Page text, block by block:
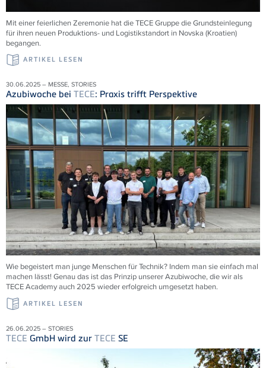
Mit einer feierlichen Zeremonie hat dieTECEGruppe die Grundsteinlegung
für ihren neuen Produktions- und Logistikstandort in Novska (Kroatien)
begangen.
ARTIKEL LESEN
30.06.2025 – MESSE, STORIES
Azubiwoche bei TECE: Praxis trifft Perspektive
Wie begeistert man junge Menschen für Technik? Indem man sie einfach mal
machen lässt! Genau das ist das Prinzip unserer Azubiwoche, die wir als
TECEAcademy auch 2025 wieder erfolgreich umgesetzt haben.
ARTIKEL LESEN
26.06.2025 – STORIES
TECE GmbH wird zur TECE SE